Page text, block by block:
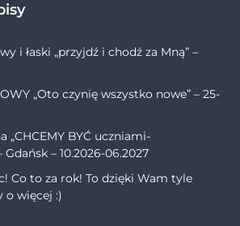
i łaski „przyjdź i chodź za Mną” –
„Oto czynię wszystko nowe” – 25-
„CHCEMY BYĆ uczniami-
– 10.2026-06.2027
Co to za rok! To dzięki Wam tyle
o więcej :)